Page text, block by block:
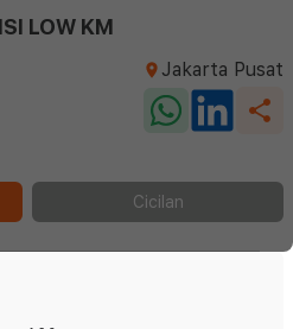
LOW KM
Jakarta Pusat
Cicilan